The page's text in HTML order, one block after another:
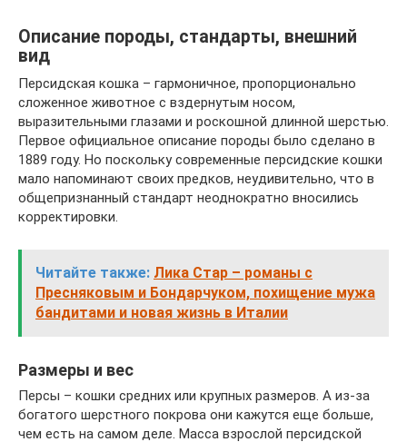
Описание породы, стандарты, внешний
вид
Персидская кошка – гармоничное, пропорционально
сложенное животное с вздернутым носом,
выразительными глазами и роскошной длинной шерстью.
Первое официальное описание породы было сделано в
1889 году. Но поскольку современные персидские кошки
мало напоминают своих предков, неудивительно, что в
общепризнанный стандарт неоднократно вносились
корректировки.
Читайте также: Лика Стар – романы с
Пресняковым и Бондарчуком, похищение мужа
бандитами и новая жизнь в Италии
Размеры и вес
Персы – кошки средних или крупных размеров. А из-за
богатого шерстного покрова они кажутся еще больше,
чем есть на самом деле. Масса взрослой персидской